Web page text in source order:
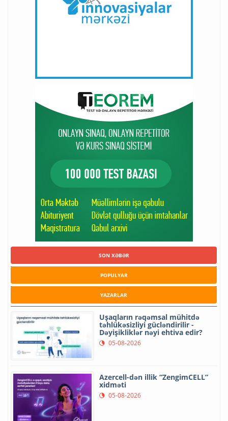
SON XƏBƏR
POPULYAR
YAZARLAR
Uşaqların rəqəmsal mühitdə
təhlükəsizliyi gücləndirilir -
Dəyişikliklər nəyi ehtiva edir?
05-08-2026
Azercell-dən illik “ZengimCELL”
xidməti
05-08-2026